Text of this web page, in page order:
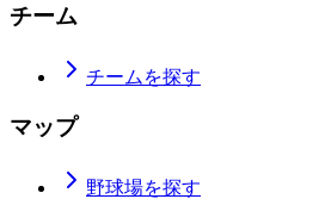
チーム
チームを探す
マップ
野球場を探す